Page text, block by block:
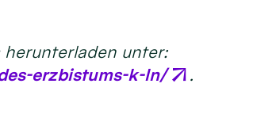
unter:
erzbistums-k-ln/
.